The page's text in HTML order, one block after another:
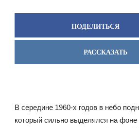
ПОДЕЛИТЬСЯ
РАССКАЗАТЬ
В середине 1960-х годов в небо
который сильно выделялся на фоне